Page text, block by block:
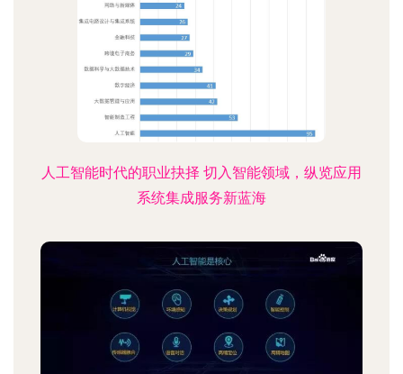
人工智能时代的职业抉择 切入智能领域，纵览应用
系统集成服务新蓝海